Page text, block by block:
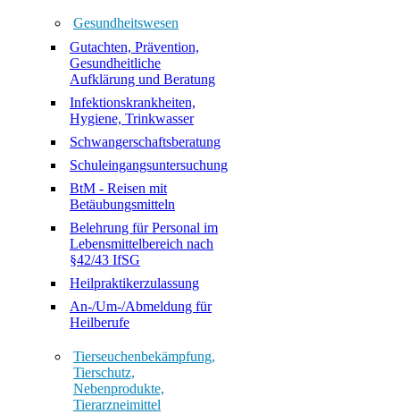
Gesundheitswesen
Gutachten, Prävention,
Gesundheitliche
Aufklärung und Beratung
Infektionskrankheiten,
Hygiene, Trinkwasser
Schwangerschaftsberatung
Schuleingangsuntersuchung
BtM - Reisen mit
Betäubungsmitteln
Belehrung für Personal im
Lebensmittelbereich nach
§42/43 IfSG
Heilpraktikerzulassung
An-/Um-/Abmeldung für
Heilberufe
Tierseuchenbekämpfung,
Tierschutz,
Nebenprodukte,
Tierarzneimittel